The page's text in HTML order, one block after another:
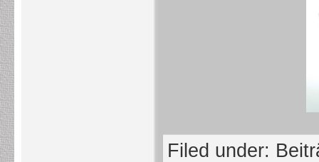
Filed under: